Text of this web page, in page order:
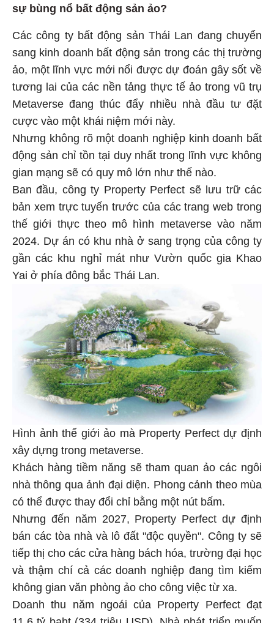
sự bùng nổ bất động sản ảo?
Các công ty bất động sản Thái Lan đang chuyển
sang kinh doanh bất động sản trong các thị trường
ảo, một lĩnh vực mới nổi được dự đoán gây sốt về
tương lai của các nền tảng thực tế ảo trong vũ trụ
Metaverse đang thúc đẩy nhiều nhà đầu tư đặt
cược vào một khái niệm mới này.
Nhưng không rõ một doanh nghiệp kinh doanh bất
động sản chỉ tồn tại duy nhất trong lĩnh vực không
gian mạng sẽ có quy mô lớn như thế nào.
Ban đầu, công ty Property Perfect sẽ lưu trữ các
bản xem trực tuyến trước của các trang web trong
thế giới thực theo mô hình metaverse vào năm
2024. Dự án có khu nhà ở sang trọng của công ty
gần các khu nghỉ mát như Vườn quốc gia Khao
Yai ở phía đông bắc Thái Lan.
Hình ảnh thế giới ảo mà Property Perfect dự định
xây dựng trong metaverse.
Khách hàng tiềm năng sẽ tham quan ảo các ngôi
nhà thông qua ảnh đại diện. Phong cảnh theo mùa
có thể được thay đổi chỉ bằng một nút bấm.
Nhưng đến năm 2027, Property Perfect dự định
bán các tòa nhà và lô đất "độc quyền". Công ty sẽ
tiếp thị cho các cửa hàng bách hóa, trường đại học
và thậm chí cả các doanh nghiệp đang tìm kiếm
không gian văn phòng ảo cho công việc từ xa.
Doanh thu năm ngoái của Property Perfect đạt